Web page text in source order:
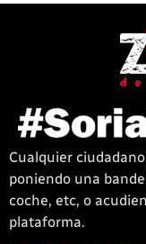
Cualquier
poniendo una
coche, etc, o
plataforma.